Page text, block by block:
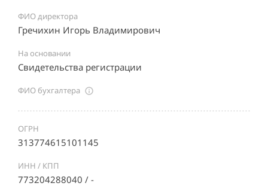
ФИО директора
Гречихин Игорь Владимирович
На основании
Свидетельства регистрации
ФИО бухгалтера
ОГРН
313774615101145
ИНН / КПП
773204288040 / -